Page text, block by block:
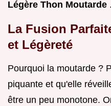
Légère Thon Moutarde .
La Fusion
et Légèreté
Pourquoi la moutarde ?
piquante et qu'elle
être un peu monotone.